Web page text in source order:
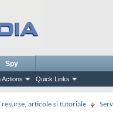
Actions Quick Links
Spy
articole si tutoriale